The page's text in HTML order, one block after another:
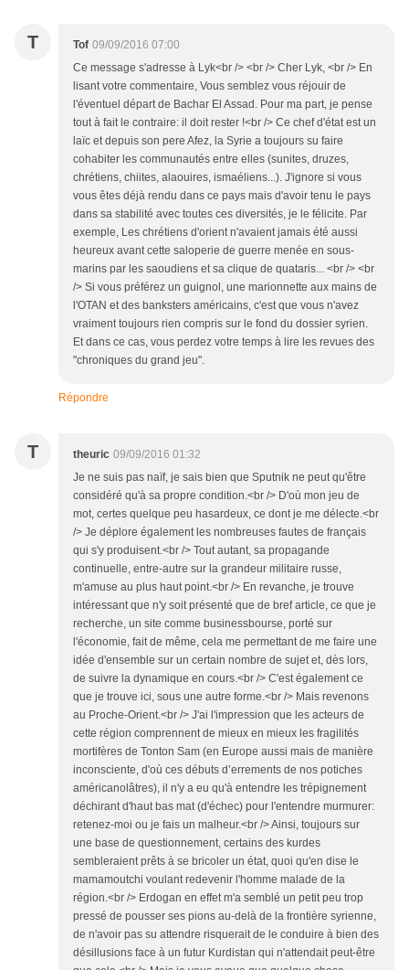
T Tof 09/09/2016 07:00
Ce message s'adresse à Lyk<br /> <br /> Cher Lyk, <br /> En
lisant votre commentaire, Vous semblez vous réjouir de
l'éventuel départ de Bachar El Assad. Pour ma part, je pense
tout à fait le contraire: il doit rester !<br /> Ce chef d'état est un
laïc et depuis son pere Afez, la Syrie a toujours su faire
cohabiter les communautés entre elles (sunites, druzes,
chrétiens, chiites, alaouires, ismaéliens...). J'ignore si vous
vous êtes déjà rendu dans ce pays mais d'avoir tenu le pays
dans sa stabilité avec toutes ces diversités, je le félicite. Par
exemple, Les chrétiens d'orient n'avaient jamais été aussi
heureux avant cette saloperie de guerre menée en sous-
marins par les saoudiens et sa clique de quataris... <br /> <br
/> Si vous préférez un guignol, une marionnette aux mains de
l'OTAN et des banksters américains, c'est que vous n'avez
vraiment toujours rien compris sur le fond du dossier syrien.
Et dans ce cas, vous perdez votre temps à lire les revues des
"chroniques du grand jeu".
Répondre
T theuric 09/09/2016 01:32
Je ne suis pas naïf, je sais bien que Sputnik ne peut qu'être
considéré qu'à sa propre condition.<br /> D'où mon jeu de
mot, certes quelque peu hasardeux, ce dont je me délecte.<br
/> Je déplore également les nombreuses fautes de français
qui s'y produisent.<br /> Tout autant, sa propagande
continuelle, entre-autre sur la grandeur militaire russe,
m'amuse au plus haut point.<br /> En revanche, je trouve
intéressant que n'y soit présenté que de bref article, ce que je
recherche, un site comme businessbourse, porté sur
l'économie, fait de même, cela me permettant de me faire une
idée d'ensemble sur un certain nombre de sujet et, dès lors,
de suivre la dynamique en cours.<br /> C'est également ce
que je trouve ici, sous une autre forme.<br /> Mais revenons
au Proche-Orient.<br /> J'ai l'impression que les acteurs de
cette région comprennent de mieux en mieux les fragilités
mortifères de Tonton Sam (en Europe aussi mais de manière
inconsciente, d'où ces débuts d’errements de nos potiches
américanolâtres), il n'y a eu qu'à entendre les trépignement
déchirant d'haut bas mat (d'échec) pour l'entendre murmurer:
retenez-moi ou je fais un malheur.<br /> Ainsi, toujours sur
une base de questionnement, certains des kurdes
sembleraient prêts à se bricoler un état, quoi qu'en dise le
mamamoutchi voulant redevenir l'homme malade de la
région.<br /> Erdogan en effet m'a semblé un petit peu trop
pressé de pousser ses pions au-delà de la frontière syrienne,
de n'avoir pas su attendre risquerait de le conduire à bien des
désillusions face à un futur Kurdistan qui n'attendait peut-être